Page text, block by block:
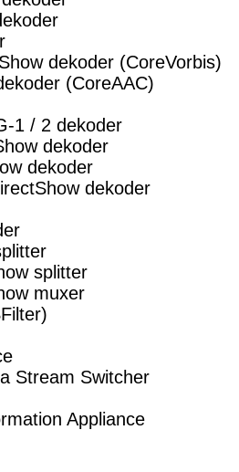
dekoder (CoreVorbis)
(CoreAAC)
1 / 2 dekoder
dekoder
dekoder
dekoder
splitter
muxer
Stream Switcher
Appliance